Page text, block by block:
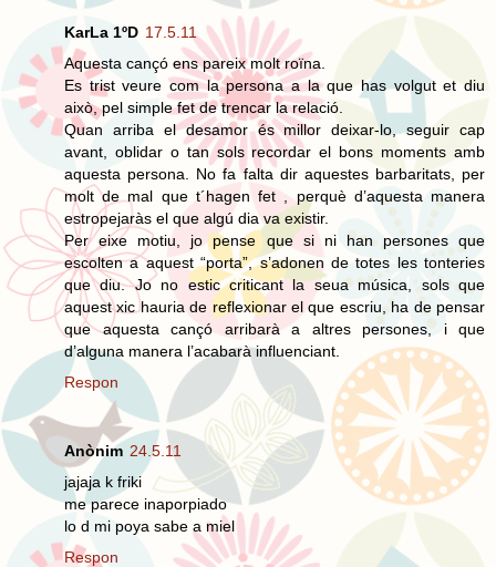
KarLa 1ºD 17.5.11
Aquesta cançó ens pareix molt roïna.
Es trist veure com la persona a la que has volgut et diu
això, pel simple fet de trencar la relació.
Quan arriba el desamor és millor deixar-lo, seguir cap
avant, oblidar o tan sols recordar el bons moments amb
aquesta persona. No fa falta dir aquestes barbaritats, per
molt de mal que t´hagen fet , perquè d’aquesta manera
estropejaràs el que algú dia va existir.
Per eixe motiu, jo pense que si ni han persones que
escolten a aquest “porta”, s’adonen de totes les tonteries
que diu. Jo no estic criticant la seua música, sols que
aquest xic hauria de reflexionar el que escriu, ha de pensar
que aquesta cançó arribarà a altres persones, i que
d’alguna manera l’acabarà influenciant.
Respon
Anònim 24.5.11
jajaja k friki
me parece inaporpiado
lo d mi poya sabe a miel
Respon